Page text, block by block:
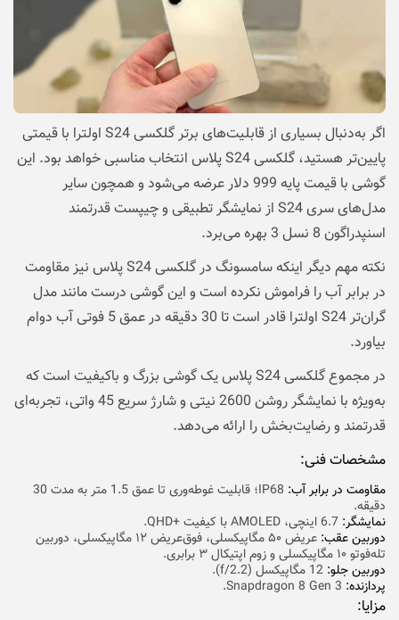
اگر به‌دنبال بسیاری از قابلیت‌های برتر گلکسی S24 اولترا با قیمتی
پایین‌تر هستید، گلکسی S24 پلاس انتخاب مناسبی خواهد بود. این
گوشی با قیمت پایه 999 دلار عرضه می‌شود و همچون سایر
مدل‌های سری S24 از نمایشگر تطبیقی و چیپست قدرتمند
اسنپدراگون 8 نسل 3 بهره می‌برد.
نکته مهم دیگر اینکه سامسونگ در گلکسی S24 پلاس نیز مقاومت
در برابر آب را فراموش نکرده است و این گوشی درست مانند مدل
گران‌تر S24 اولترا قادر است تا 30 دقیقه در عمق 5 فوتی آب دوام
بیاورد.
در مجموع گلکسی S24 پلاس یک گوشی بزرگ و باکیفیت است که
به‌ویژه با نمایشگر روشن 2600 نیتی و شارژ سریع 45 واتی، تجربه‌ای
قدرتمند و رضایت‌بخش را ارائه می‌دهد.
مشخصات فنی:
مقاومت در برابر آب:
IP68؛ قابلیت غوطه‌وری تا عمق 1.5 متر به مدت 30
دقیقه.
نمایشگر:
دوربین عقب:‌
عریض ۵۰ مگاپیکسلی، فوق‌عریض ۱۲ مگاپیکسلی، دوربین
تله‌فوتو ۱۰ مگاپیکسلی و زوم اپتیکال ۳ برابری.
دوربین جلو:
پردازنده:
مزایا: